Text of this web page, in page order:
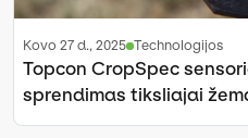
kovo 27 d., 2025 Technologijos
Topcon CropSpec
sprendimas tiksliajai